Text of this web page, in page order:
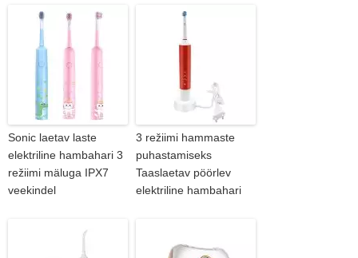
Sonic laetav laste
elektriline hambahari 3
režiimi mäluga IPX7
veekindel
3 režiimi hammaste
puhastamiseks
Taaslaetav pöörlev
elektriline hambahari